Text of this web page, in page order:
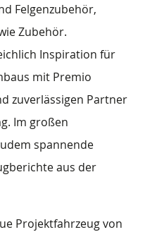
Felgenzubehör,
Zubehör.
Inspiration für
mit Premio
zuverlässigen Partner
Im großen
spannende
aus der
Projektfahrzeug von